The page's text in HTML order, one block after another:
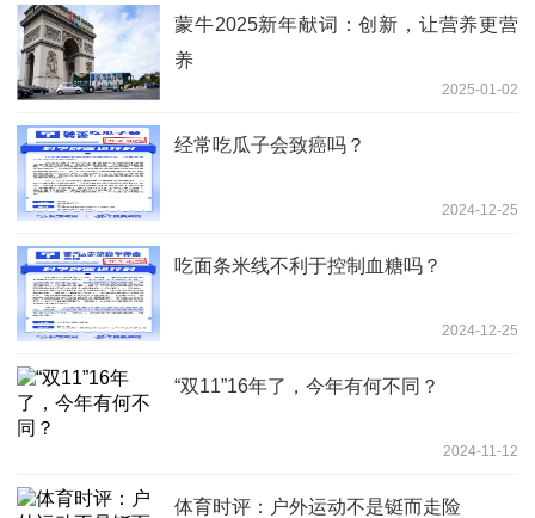
蒙牛2025新年献词：创新，让营养更营
养
2025-01-02
经常吃瓜子会致癌吗？
2024-12-25
吃面条米线不利于控制血糖吗？
2024-12-25
“双11”16年了，今年有何不同？
2024-11-12
体育时评：户外运动不是铤而走险